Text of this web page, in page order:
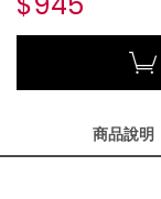
商品說明